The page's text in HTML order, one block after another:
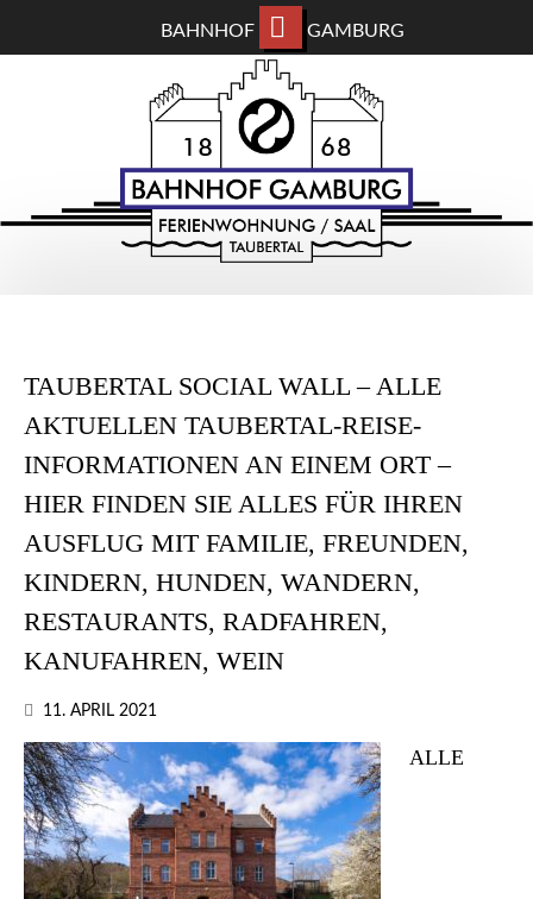
BAHNHOF GAMBURG
BAHNHOF GAMBURG
Ferienwohnung und Eventsaal im Taubertal
TAUBERTAL SOCIAL WALL – ALLE
AKTUELLEN TAUBERTAL-REISE-
INFORMATIONEN AN EINEM ORT –
HIER FINDEN SIE ALLES FÜR IHREN
AUSFLUG MIT FAMILIE, FREUNDEN,
KINDERN, HUNDEN, WANDERN,
RESTAURANTS, RADFAHREN,
KANUFAHREN, WEIN
11. APRIL 2021
ALLE